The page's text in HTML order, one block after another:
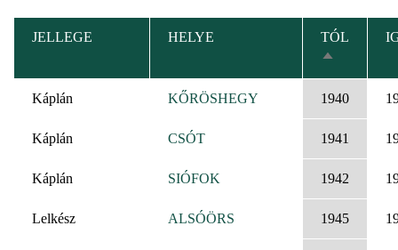
JELLEGE HELYE
TÓL
RENDEZÉS
Káplán KŐRÖSHEGY 1940
Káplán CSÓT 1941
Káplán SIÓFOK 1942
Lelkész ALSÓÖRS 1945